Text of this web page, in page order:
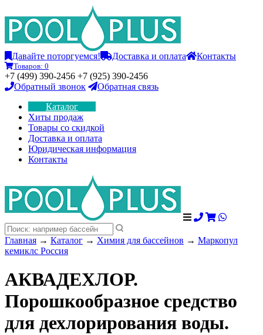
Давайте поторгуемся! Доставка и оплата Контакты
Товаров: 0
+7 (499) 390-2456 +7 (925) 390-2456
Обратный звонок
Обратная связь
Каталог
Хиты продаж
Товары со скидкой
Доставка и оплата
Юридическая информация
Контакты
Главная → Каталог → Химия для бассейнов → Маркопул
кемиклс Россия
АКВАДЕХЛОР.
Порошкообразное средство
для дехлорирования воды.